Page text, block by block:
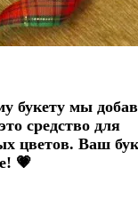
букету мы
средство для
цветов. Ваш
💗